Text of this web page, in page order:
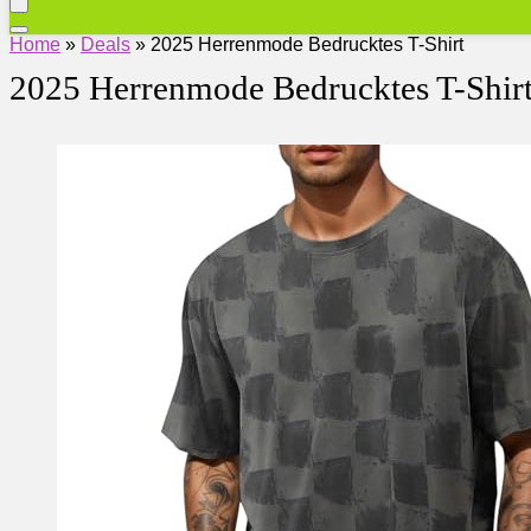
Home » Deals » 2025 Herrenmode Bedrucktes T-Shirt
2025 Herrenmode Bedrucktes T-